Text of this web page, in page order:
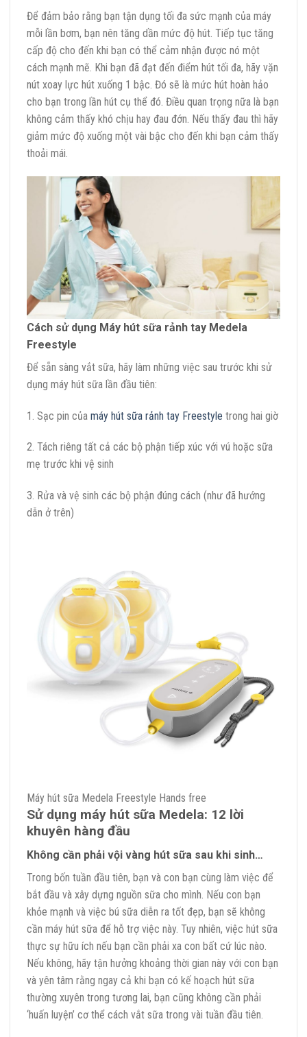
Để đảm bảo rằng bạn tận dụng tối đa sức mạnh của máy
mỗi lần bơm, bạn nên tăng dần mức độ hút. Tiếp tục tăng
cấp độ cho đến khi bạn có thể cảm nhận được nó một
cách mạnh mẽ. Khi bạn đã đạt đến điểm hút tối đa, hãy vặn
nút xoay lực hút xuống 1 bậc. Đó sẽ là mức hút hoàn hảo
cho bạn trong lần hút cụ thể đó. Điều quan trọng nữa là bạn
không cảm thấy khó chịu hay đau đớn. Nếu thấy đau thì hãy
giảm mức độ xuống một vài bậc cho đến khi bạn cảm thấy
thoải mái.
Cách sử dụng Máy hút sữa rảnh tay Medela
Freestyle
Để sẵn sàng vắt sữa, hãy làm những việc sau trước khi sử
dụng máy hút sữa lần đầu tiên:
1. Sạc pin của máy hút sữa rảnh tay Freestyle trong hai giờ
2. Tách riêng tất cả các bộ phận tiếp xúc với vú hoặc sữa
mẹ trước khi vệ sinh
3. Rửa và vệ sinh các bộ phận đúng cách (như đã hướng
dẫn ở trên)
Máy hút sữa Medela Freestyle Hands free
Sử dụng máy hút sữa Medela: 12 lời
khuyên hàng đầu
Không cần phải vội vàng hút sữa sau khi sinh…
Trong bốn tuần đầu tiên, bạn và con bạn cùng làm việc để
bắt đầu và xây dựng nguồn sữa cho mình. Nếu con bạn
khỏe mạnh và việc bú sữa diễn ra tốt đẹp, bạn sẽ không
cần máy hút sữa để hỗ trợ việc này. Tuy nhiên, việc hút sữa
thực sự hữu ích nếu bạn cần phải xa con bất cứ lúc nào.
Nếu không, hãy tận hưởng khoảng thời gian này với con bạn
và yên tâm rằng ngay cả khi bạn có kế hoạch hút sữa
thường xuyên trong tương lai, bạn cũng không cần phải
‘huấn luyện’ cơ thể cách vắt sữa trong vài tuần đầu tiên.